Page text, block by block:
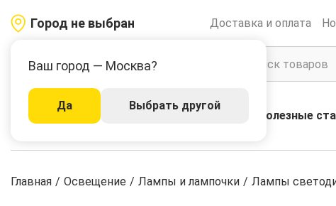
Город не выбран
Ваш город — Москва?
Да Выбрать другой
Доставка и оплата
Каталог Акции Полезные
Главная / Освещение / Лампы и лампочки / Лампы